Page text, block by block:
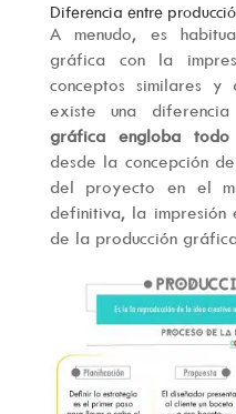
Diferencia entre
A menudo, es
gráfica con la
conceptos similares y
existe una diferencia
gráfica engloba
desde la concepción
del proyecto en el
definitiva, la impresión
de la producción